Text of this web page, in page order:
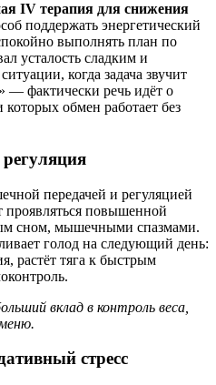
IV терапия для снижения
поддержать энергетический
выполнять план по
усталость сладким и
когда задача звучит
— фактически речь идёт о
обмен работает без
передачей и регуляцией
повышенной
сном, мышечными спазмами.
голод на следующий день:
растёт тяга к быстрым
вклад в контроль веса,
стресс